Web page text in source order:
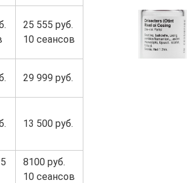
25 555 руб.
10 сеансов
29 999 руб.
13 500 руб.
8100 руб.
10 сеансов